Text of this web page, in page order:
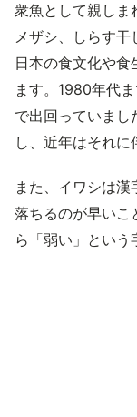
衆魚として親しま
メザシ、しらす干
日本の食文化や
ます。1980年代
で出回っていま
し、近年はそれに
また、イワシは
落ちるのが早いこ
ら「弱い」という